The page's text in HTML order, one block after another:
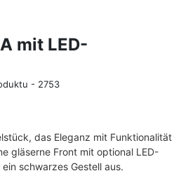
mit LED-
- 2753
das Eleganz mit Funktionalität
gläserne Front mit optional LED-
schwarzes Gestell aus.